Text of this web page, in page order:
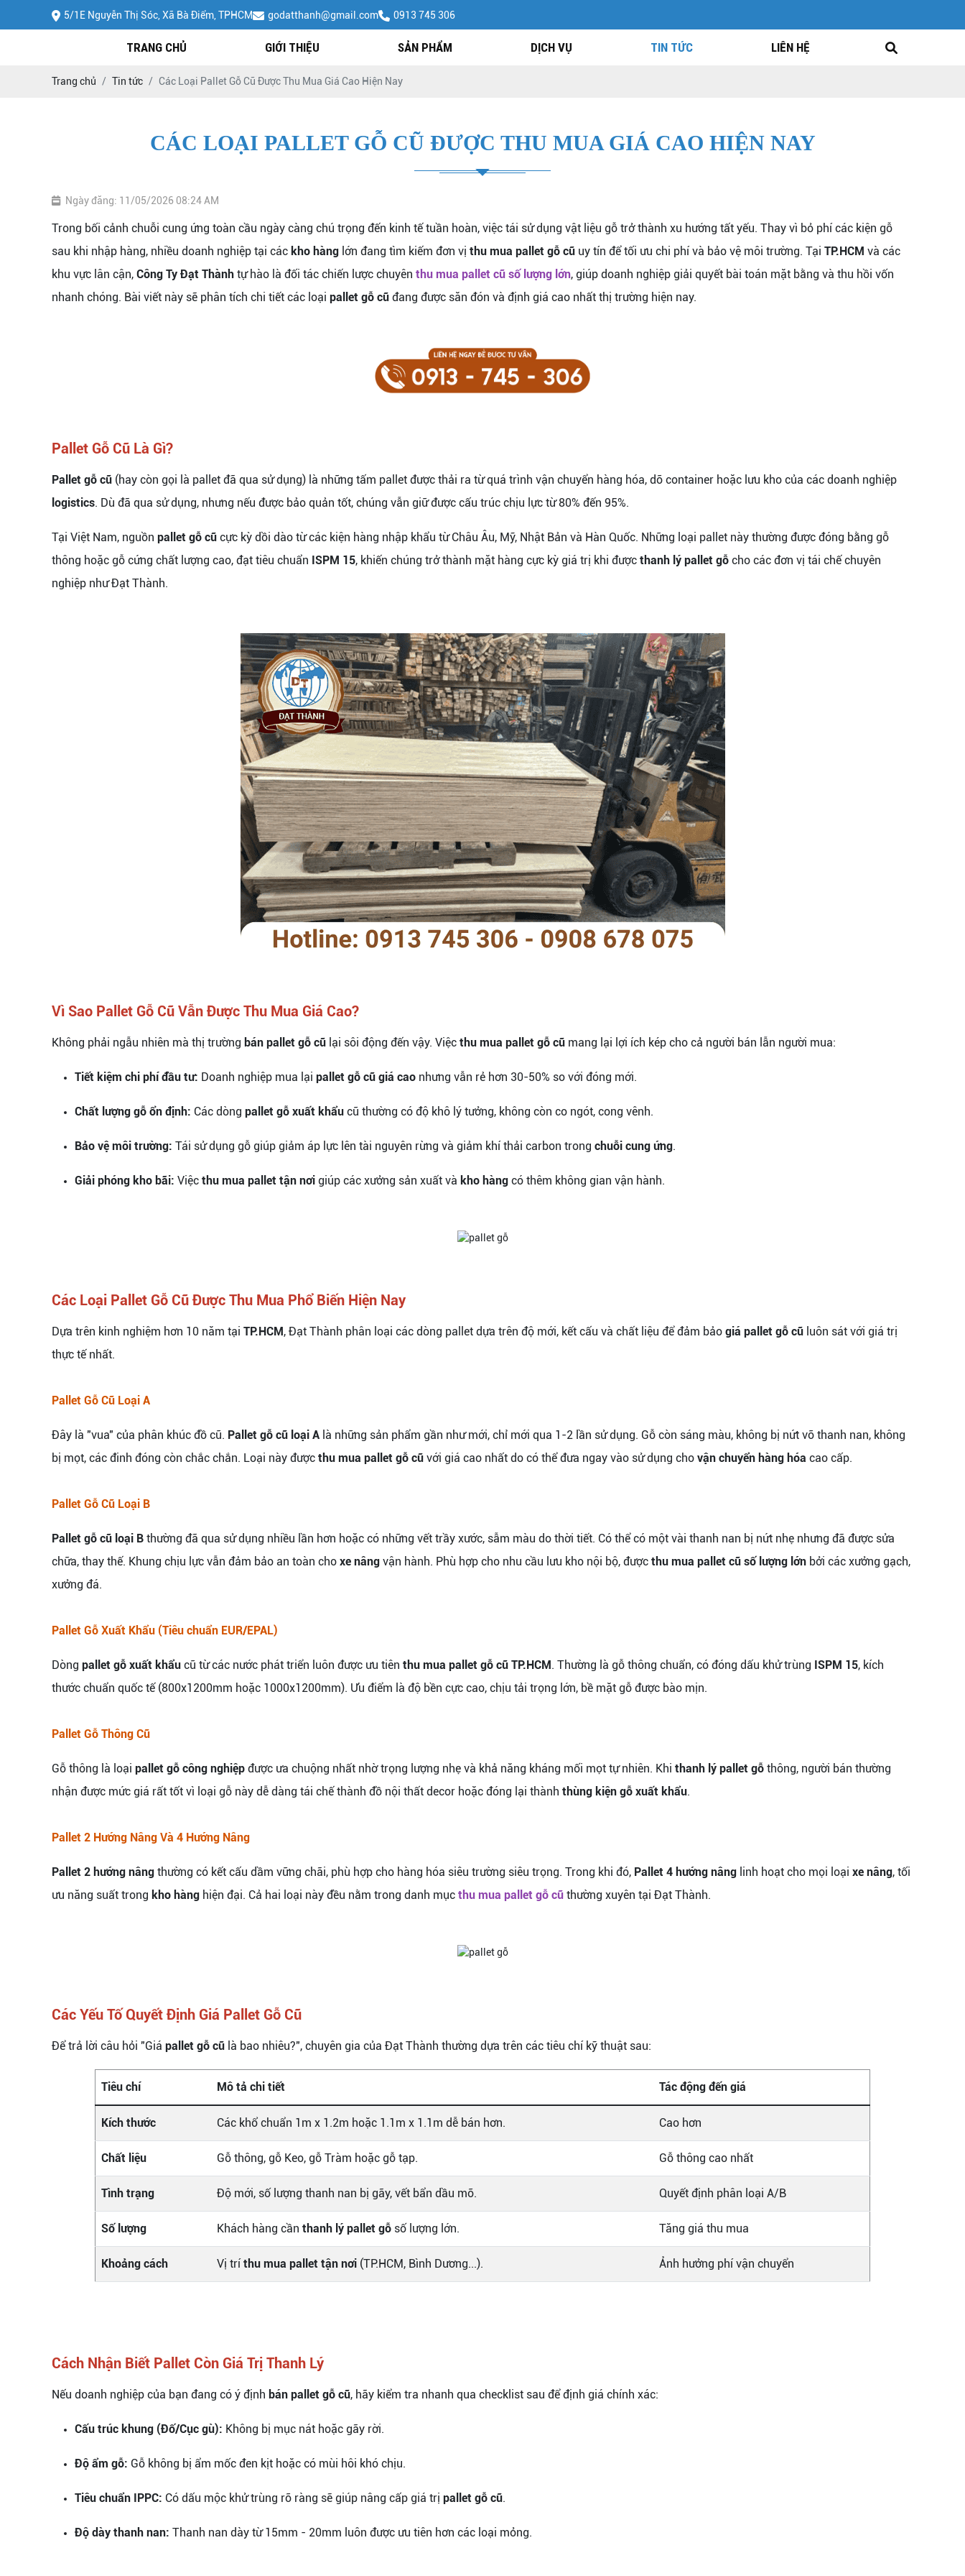
5/1E Nguyễn Thị Sóc, Xã Bà Điểm, TPHCM godatthanh@gmail.com 0913 745 306
TRANG CHỦ GIỚI THIỆU SẢN PHẨM DỊCH VỤ TIN TỨC LIÊN HỆ
Trang chủ Tin tức Các Loại Pallet Gỗ Cũ Được Thu Mua Giá Cao Hiện Nay
CÁC LOẠI PALLET GỖ CŨ ĐƯỢC THU MUA GIÁ CAO HIỆN NAY
Ngày đăng: 11/05/2026 08:24 AM
Trong bối cảnh chuỗi cung ứng toàn cầu ngày càng chú trọng đến kinh tế tuần hoàn, việc tái sử dụng vật liệu gỗ trở thành xu hướng tất yếu. Thay vì bỏ phí các kiện gỗ
sau khi nhập hàng, nhiều doanh nghiệp tại các kho hàng lớn đang tìm kiếm đơn vị thu mua pallet gỗ cũ uy tín để tối ưu chi phí và bảo vệ môi trường. Tại TP.HCM và các
khu vực lân cận, Công Ty Đạt Thành tự hào là đối tác chiến lược chuyên thu mua pallet cũ số lượng lớn, giúp doanh nghiệp giải quyết bài toán mặt bằng và thu hồi vốn
nhanh chóng. Bài viết này sẽ phân tích chi tiết các loại pallet gỗ cũ đang được săn đón và định giá cao nhất thị trường hiện nay.
Pallet Gỗ Cũ Là Gì?
Pallet gỗ cũ (hay còn gọi là pallet đã qua sử dụng) là những tấm pallet được thải ra từ quá trình vận chuyển hàng hóa, dỡ container hoặc lưu kho của các doanh nghiệp
logistics. Dù đã qua sử dụng, nhưng nếu được bảo quản tốt, chúng vẫn giữ được cấu trúc chịu lực từ 80% đến 95%.
Tại Việt Nam, nguồn pallet gỗ cũ cực kỳ dồi dào từ các kiện hàng nhập khẩu từ Châu Âu, Mỹ, Nhật Bản và Hàn Quốc. Những loại pallet này thường được đóng bằng gỗ
thông hoặc gỗ cứng chất lượng cao, đạt tiêu chuẩn ISPM 15, khiến chúng trở thành mặt hàng cực kỳ giá trị khi được thanh lý pallet gỗ cho các đơn vị tái chế chuyên
nghiệp như Đạt Thành.
Vì Sao Pallet Gỗ Cũ Vẫn Được Thu Mua Giá Cao?
Không phải ngẫu nhiên mà thị trường bán pallet gỗ cũ lại sôi động đến vậy. Việc thu mua pallet gỗ cũ mang lại lợi ích kép cho cả người bán lẫn người mua:
Tiết kiệm chi phí đầu tư: Doanh nghiệp mua lại pallet gỗ cũ giá cao nhưng vẫn rẻ hơn 30-50% so với đóng mới.
Chất lượng gỗ ổn định: Các dòng pallet gỗ xuất khẩu cũ thường có độ khô lý tưởng, không còn co ngót, cong vênh.
Bảo vệ môi trường: Tái sử dụng gỗ giúp giảm áp lực lên tài nguyên rừng và giảm khí thải carbon trong chuỗi cung ứng.
Giải phóng kho bãi: Việc thu mua pallet tận nơi giúp các xưởng sản xuất và kho hàng có thêm không gian vận hành.
Các Loại Pallet Gỗ Cũ Được Thu Mua Phổ Biến Hiện Nay
Dựa trên kinh nghiệm hơn 10 năm tại TP.HCM, Đạt Thành phân loại các dòng pallet dựa trên độ mới, kết cấu và chất liệu để đảm bảo giá pallet gỗ cũ luôn sát với giá trị
thực tế nhất.
Pallet Gỗ Cũ Loại A
Đây là "vua" của phân khúc đồ cũ. Pallet gỗ cũ loại A là những sản phẩm gần như mới, chỉ mới qua 1-2 lần sử dụng. Gỗ còn sáng màu, không bị nứt vỡ thanh nan, không
bị mọt, các đinh đóng còn chắc chắn. Loại này được thu mua pallet gỗ cũ với giá cao nhất do có thể đưa ngay vào sử dụng cho vận chuyển hàng hóa cao cấp.
Pallet Gỗ Cũ Loại B
Pallet gỗ cũ loại B thường đã qua sử dụng nhiều lần hơn hoặc có những vết trầy xước, sẫm màu do thời tiết. Có thể có một vài thanh nan bị nứt nhẹ nhưng đã được sửa
chữa, thay thế. Khung chịu lực vẫn đảm bảo an toàn cho xe nâng vận hành. Phù hợp cho nhu cầu lưu kho nội bộ, được thu mua pallet cũ số lượng lớn bởi các xưởng gạch,
xưởng đá.
Pallet Gỗ Xuất Khẩu (Tiêu chuẩn EUR/EPAL)
Dòng pallet gỗ xuất khẩu cũ từ các nước phát triển luôn được ưu tiên thu mua pallet gỗ cũ TP.HCM. Thường là gỗ thông chuẩn, có đóng dấu khử trùng ISPM 15, kích
thước chuẩn quốc tế (800x1200mm hoặc 1000x1200mm). Ưu điểm là độ bền cực cao, chịu tải trọng lớn, bề mặt gỗ được bào mịn.
Pallet Gỗ Thông Cũ
Gỗ thông là loại pallet gỗ công nghiệp được ưa chuộng nhất nhờ trọng lượng nhẹ và khả năng kháng mối mọt tự nhiên. Khi thanh lý pallet gỗ thông, người bán thường
nhận được mức giá rất tốt vì loại gỗ này dễ dàng tái chế thành đồ nội thất decor hoặc đóng lại thành thùng kiện gỗ xuất khẩu.
Pallet 2 Hướng Nâng Và 4 Hướng Nâng
Pallet 2 hướng nâng thường có kết cấu dầm vững chãi, phù hợp cho hàng hóa siêu trường siêu trọng. Trong khi đó, Pallet 4 hướng nâng linh hoạt cho mọi loại xe nâng, tối
ưu năng suất trong kho hàng hiện đại. Cả hai loại này đều nằm trong danh mục thu mua pallet gỗ cũ thường xuyên tại Đạt Thành.
Các Yếu Tố Quyết Định Giá Pallet Gỗ Cũ
Để trả lời câu hỏi "Giá pallet gỗ cũ là bao nhiêu?", chuyên gia của Đạt Thành thường dựa trên các tiêu chí kỹ thuật sau:
Tiêu chí Mô tả chi tiết Tác động đến giá
Kích thước Các khổ chuẩn 1m x 1.2m hoặc 1.1m x 1.1m dễ bán hơn. Cao hơn
Chất liệu Gỗ thông, gỗ Keo, gỗ Tràm hoặc gỗ tạp. Gỗ thông cao nhất
Tình trạng Độ mới, số lượng thanh nan bị gãy, vết bẩn dầu mỡ. Quyết định phân loại A/B
Số lượng Khách hàng cần thanh lý pallet gỗ số lượng lớn. Tăng giá thu mua
Khoảng cách Vị tríthu mua pallet tận nơi (TP.HCM, Bình Dương...). Ảnh hưởng phí vận chuyển
Cách Nhận Biết Pallet Còn Giá Trị Thanh Lý
Nếu doanh nghiệp của bạn đang có ý định bán pallet gỗ cũ, hãy kiểm tra nhanh qua checklist sau để định giá chính xác:
Cấu trúc khung (Đố/Cục gù): Không bị mục nát hoặc gãy rời.
Độ ẩm gỗ: Gỗ không bị ẩm mốc đen kịt hoặc có mùi hôi khó chịu.
Tiêu chuẩn IPPC: Có dấu mộc khử trùng rõ ràng sẽ giúp nâng cấp giá trị pallet gỗ cũ.
Độ dày thanh nan: Thanh nan dày từ 15mm - 20mm luôn được ưu tiên hơn các loại mỏng.